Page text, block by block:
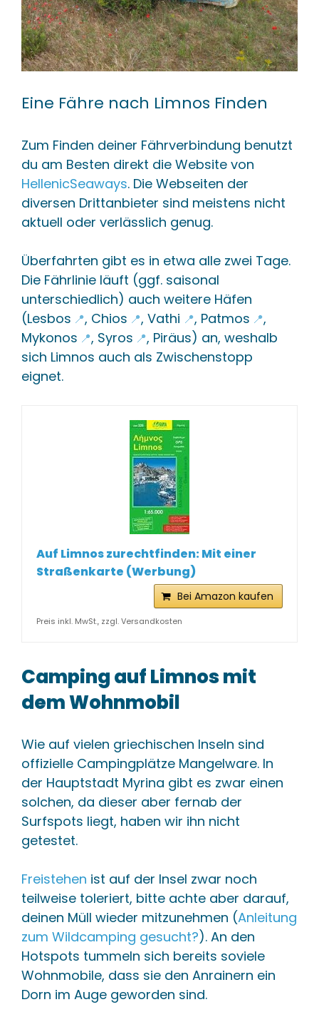
Eine Fähre nach Limnos Finden
Zum Finden deiner Fährverbindung benutzt
du am Besten direkt die Website von
HellenicSeaways. Die Webseiten der
diversen Drittanbieter sind meistens nicht
aktuell oder verlässlich genug.
Überfahrten gibt es in etwa alle zwei Tage.
Die Fährlinie läuft (ggf. saisonal
unterschiedlich) auch weitere Häfen
(Lesbos 📍, Chios 📍,Vathi 📍, Patmos 📍,
Mykonos 📍, Syros 📍, Piräus) an, weshalb
sich Limnos auch als Zwischenstopp
eignet.
Auf Limnos zurechtfinden: Mit einer
Straßenkarte (Werbung)
Bei Amazon kaufen
Preis inkl. MwSt., zzgl. Versandkosten
Camping auf Limnos mit
dem Wohnmobil
Wie auf vielen griechischen Inseln sind
offizielle Campingplätze Mangelware. In
der Hauptstadt Myrina gibt es zwar einen
solchen, da dieser aber fernab der
Surfspots liegt, haben wir ihn nicht
getestet.
Freistehen ist auf der Insel zwar noch
teilweise toleriert, bitte achte aber darauf,
deinen Müll wieder mitzunehmen (Anleitung
zum Wildcamping gesucht?). An den
Hotspots tummeln sich bereits soviele
Wohnmobile, dass sie den Anrainern ein
Dorn im Auge geworden sind.